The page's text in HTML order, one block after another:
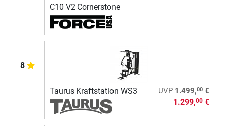
C10 V2 Cornerstone
8
Taurus Kraftstation WS3 UVP 1.499,00€
1.299,00€